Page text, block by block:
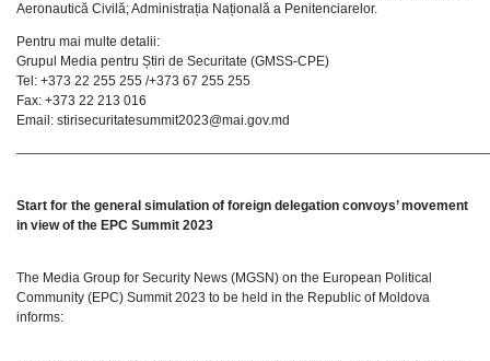
Aeronautică Civilă; Administrația Națională a Penitenciarelor.
Pentru mai multe detalii:
Grupul Media pentru Știri de Securitate (GMSS-CPE)
Tel: +373 22 255 255 /+373 67 255 255
Fax: +373 22 213 016
Email: stirisecuritatesummit2023@mai.gov.md
Start for the general simulation of foreign delegation convoys’ movement
in view of the EPC Summit 2023
The Media Group for Security News (MGSN) on the European Political
Community (EPC) Summit 2023 to be held in the Republic of Moldova
informs: